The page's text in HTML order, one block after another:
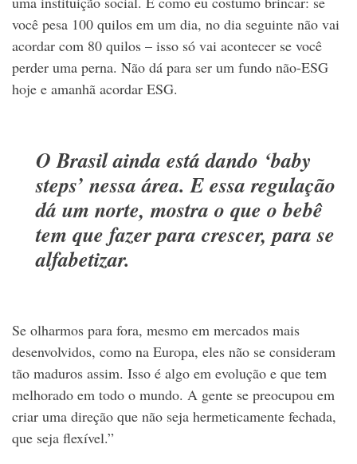
você pesa 100 quilos em um dia, no dia seguinte não vai
acordar com 80 quilos – isso só vai acontecer se você
perder uma perna. Não dá para ser um fundo não-ESG
hoje e amanhã acordar ESG.
O Brasil ainda está dando ‘baby
steps’ nessa área. E essa regulação
dá um norte, mostra o que o bebê
tem que fazer para crescer, para se
alfabetizar.
Se olharmos para fora, mesmo em mercados mais
desenvolvidos, como na Europa, eles não se consideram
tão maduros assim. Isso é algo em evolução e que tem
melhorado em todo o mundo. A gente se preocupou em
criar uma direção que não seja hermeticamente fechada,
que seja flexível.”